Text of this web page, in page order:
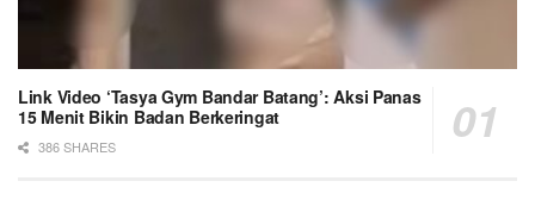
Link Video ‘Tasya Gym Bandar Batang’: Aksi Panas
15 Menit Bikin Badan Berkeringat
386 SHARES